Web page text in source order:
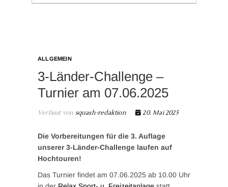
ALLGEMEIN
3-Länder-Challenge –
Turnier am 07.06.2025
Verfasst von squash-redaktion 20. Mai 2025
Die Vorbereitungen für die 3. Auflage
unserer 3-Länder-Challenge laufen auf
Hochtouren!
Das Turnier findet am 07.06.2025 ab 10.00 Uhr